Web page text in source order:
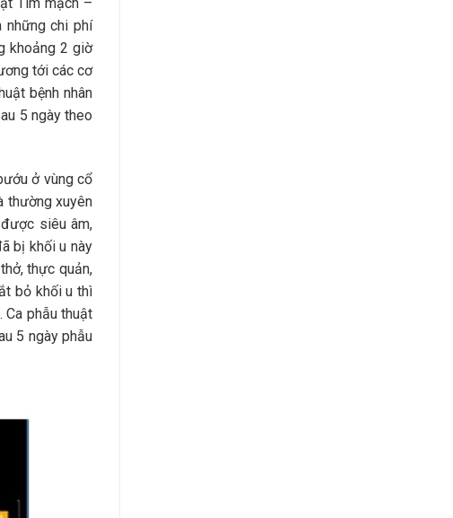
những chi phí
khoảng 2 giờ
tới các cơ
bệnh nhân
5 ngày theo
ở vùng cổ
thường xuyên
siêu âm,
bị khối u này
thực quản,
bỏ khối u thì
Ca phẫu thuật
5 ngày phẫu